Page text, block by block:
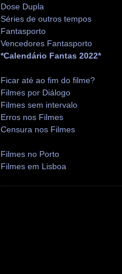
Dose Dupla
Séries de outros tempos
Fantasporto
Vencedores Fantasporto
*Calendário Fantas 2022*
Ficar até ao fim do filme?
Filmes por Diálogo
Filmes sem intervalo
Erros nos Filmes
Censura nos Filmes
Filmes no Porto
Filmes em Lisboa